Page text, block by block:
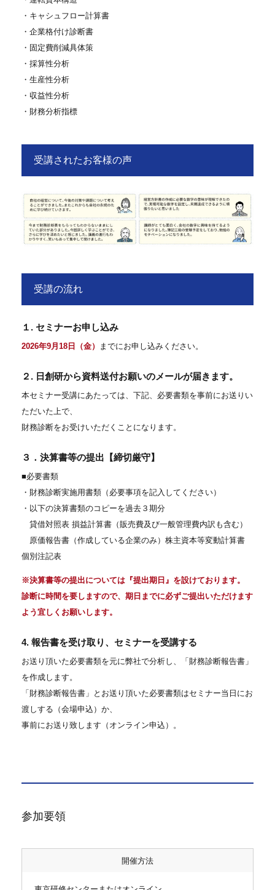
・キャシュフロー計算書
・企業格付け診断書
・固定費削減具体策
・採算性分析
・生産性分析
・収益性分析
・財務分析指標
受講されたお客様の声
受講の流れ
１. セミナーお申し込み
2026年9月18日（金） までにお申し込みください。
２. 日創研から資料送付お願いのメールが届きます。
本セミナー受講にあたっては、下記、必要書類を事前にお送りい
ただいた上で、
財務診断をお受けいただくことになります。
３．決算書等の提出【締切厳守】
■必要書類
・財務診断実施用書類（必要事項を記入してください）
・以下の決算書類のコピーを過去３期分
貸借対照表 損益計算書（販売費及び一般管理費内訳も含む）
原価報告書（作成している企業のみ）株主資本等変動計算書
個別注記表
※決算書等の提出については『提出期日』を設けております。
診断に時間を要しますので、期日までに必ずご提出いただけます
よう宜しくお願いします。
4. 報告書を受け取り、セミナーを受講する
お送り頂いた必要書類を元に弊社で分析し、「財務診断報告書」
を作成します。
「財務診断報告書」とお送り頂いた必要書類はセミナー当日にお
渡しする（会場申込）か、
事前にお送り致します（オンライン申込）。
参加要領
開催方法